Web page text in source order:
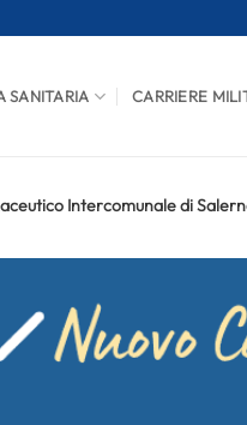
SANITARIA CARRIERE
Intercomunale di